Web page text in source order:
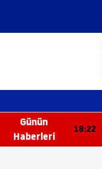
Günün
Haberleri
18:22